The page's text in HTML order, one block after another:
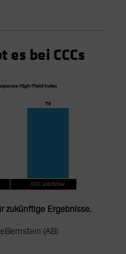
bei CCCs
zukünftige Ergebnisse.
(AB)